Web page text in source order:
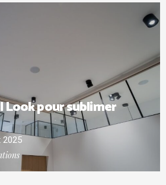
Look pour sublimer
2025